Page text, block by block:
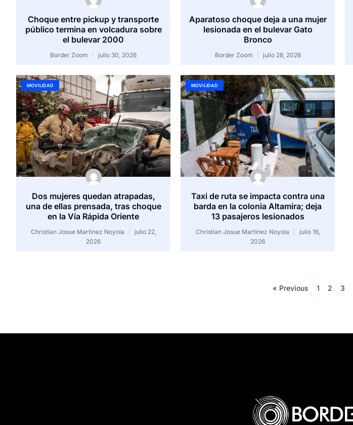
Choque entre pickup y transporte
público termina en volcadura sobre
el bulevar 2000
Border Zoom julio 30, 2026
Aparatoso choque deja a una mujer
lesionada en el bulevar Gato
Bronco
Border Zoom julio 28, 2026
MOVILIDAD
Dos mujeres quedan atrapadas,
una de ellas prensada, tras choque
en la Vía Rápida Oriente
Christian Josue Martinez Noyola
julio 22,
2026
MOVILIDAD
Taxi de ruta se impacta contra una
barda en la colonia Altamira; deja
13 pasajeros lesionados
Christian Josue Martinez Noyola
julio 16,
2026
« Previous 1 2 3